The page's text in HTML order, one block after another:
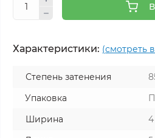
Характеристики: (смотреть
Степень затенения
Упаковка
Ширина